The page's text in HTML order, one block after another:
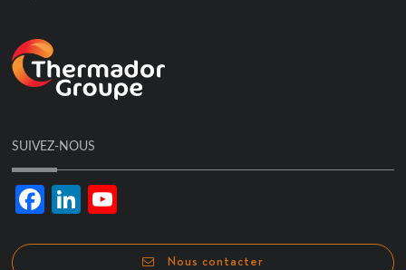
SUIVEZ-NOUS
FacebookLinkedIn
Nous contacter